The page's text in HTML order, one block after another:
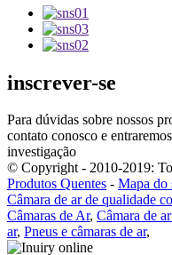
inscrever-se
Para dúvidas sobre nossos
contato conosco e
investigação
© Copyright - 2010-2019:
Produtos Quentes - Mapa do
Câmara de ar de qualidade
Câmaras de Ar, Câmara de
ar, Pneus e câmaras de ar,